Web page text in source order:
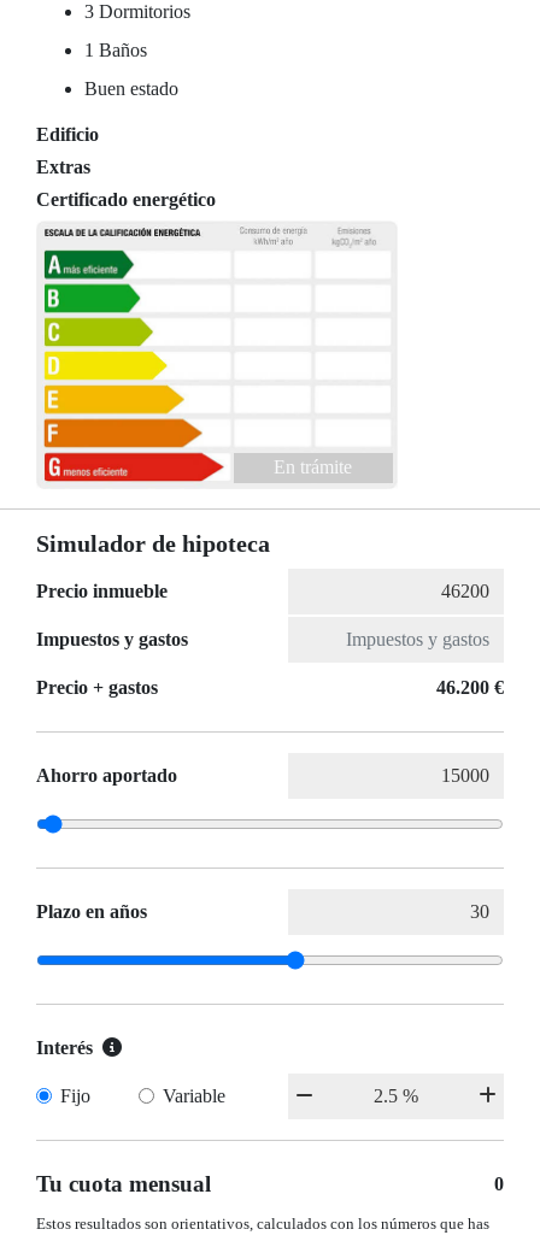
3 Dormitorios
1 Baños
Buen estado
Edificio
Extras
Certificado energético
En trámite
Simulador de hipoteca
Precio inmueble
Impuestos y gastos
Precio + gastos 46.200 €
Ahorro aportado
Plazo en años
Interés
Fijo Variable
Tu cuota mensual 0
Estos resultados son orientativos, calculados con los números que has